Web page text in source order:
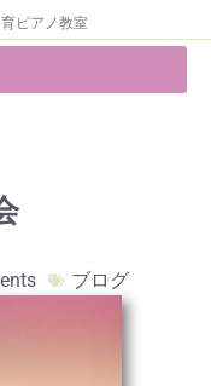
ピアノ教室
ブログ